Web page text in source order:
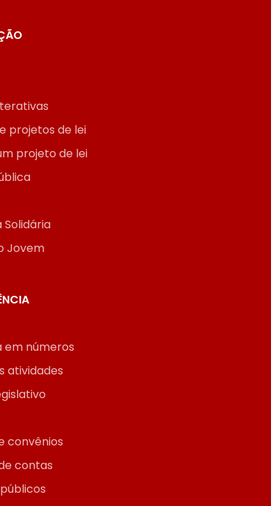
projetos de lei
projeto de lei
Solidária
Jovem
em números
atividades
convênios
contas